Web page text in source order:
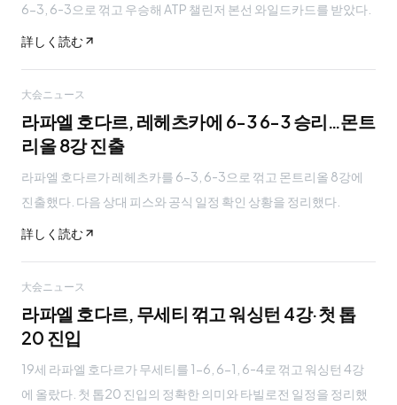
6-3, 6-3으로 꺾고 우승해 ATP 챌린저 본선 와일드카드를 받았다.
詳しく読む
大会ニュース
라파엘 호다르, 레헤츠카에 6-3 6-3 승리…몬트
리올 8강 진출
라파엘 호다르가 레헤츠카를 6-3, 6-3으로 꺾고 몬트리올 8강에
진출했다. 다음 상대 피스와 공식 일정 확인 상황을 정리했다.
詳しく読む
大会ニュース
라파엘 호다르, 무세티 꺾고 워싱턴 4강·첫 톱
20 진입
19세 라파엘 호다르가 무세티를 1-6, 6-1, 6-4로 꺾고 워싱턴 4강
에 올랐다. 첫 톱20 진입의 정확한 의미와 타빌로전 일정을 정리했